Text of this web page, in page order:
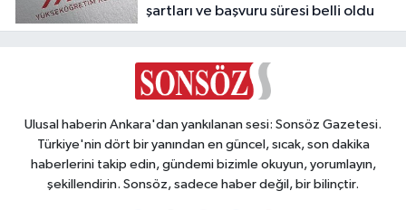
şartları ve başvuru süresi belli oldu
Ulusal haberin Ankara'dan yankılanan sesi: Sonsöz Gazetesi.
Türkiye'nin dört bir yanından en güncel, sıcak, son dakika
haberlerini takip edin, gündemi bizimle okuyun, yorumlayın,
şekillendirin. Sonsöz, sadece haber değil, bir bilinçtir.